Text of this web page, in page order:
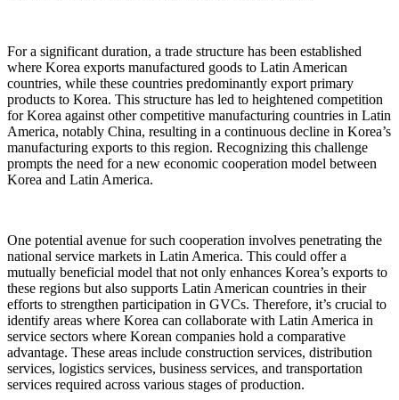
For a significant duration, a trade structure has been established
where Korea exports manufactured goods to Latin American
countries, while these countries predominantly export primary
products to Korea. This structure has led to heightened competition
for Korea against other competitive manufacturing countries in Latin
America, notably China, resulting in a continuous decline in Korea’s
manufacturing exports to this region. Recognizing this challenge
prompts the need for a new economic cooperation model between
Korea and Latin America.
One potential avenue for such cooperation involves penetrating the
national service markets in Latin America. This could offer a
mutually beneficial model that not only enhances Korea’s exports to
these regions but also supports Latin American countries in their
efforts to strengthen participation in GVCs. Therefore, it’s crucial to
identify areas where Korea can collaborate with Latin America in
service sectors where Korean companies hold a comparative
advantage. These areas include construction services, distribution
services, logistics services, business services, and transportation
services required across various stages of production.